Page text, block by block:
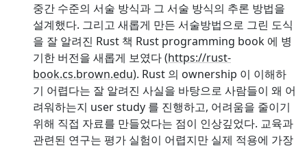
중간 수준의 서술 방식과 그 서술 방식의 추론 방법을
설계했다. 그리고 새롭게 만든 서술방법으로 그린 도식
을 잘 알려진 Rust 책 Rust programming book 에 병
기한 버전을 새롭게 보였다 (https://rust-
book.cs.brown.edu). Rust 의 ownership 이 이해하
기 어렵다는 잘 알려진 사실을 바탕으로 사람들이 왜 어
려워하는지 user study 를 진행하고, 어려움을 줄이기
위해 직접 자료를 만들었다는 점이 인상깊었다. 교육과
관련된 연구는 평가 실험이 어렵지만 실제 적용에 가장